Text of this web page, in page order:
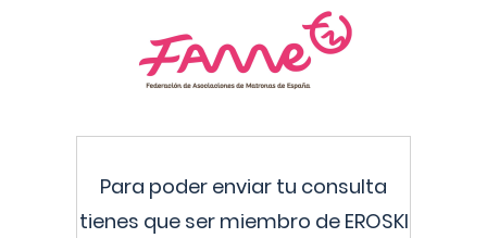
Para poder enviar tu consulta
tienes que ser miembro de EROSKI